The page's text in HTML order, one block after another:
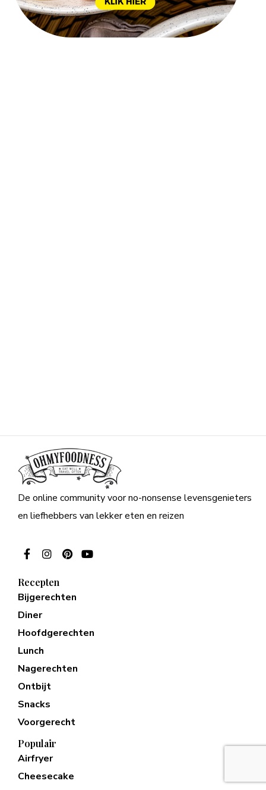
De online community voor no-nonsense levensgenieters
en liefhebbers van lekker eten en reizen
Recepten
Bijgerechten
Diner
Hoofdgerechten
Lunch
Nagerechten
Ontbijt
Snacks
Voorgerecht
Populair
Airfryer
Cheesecake